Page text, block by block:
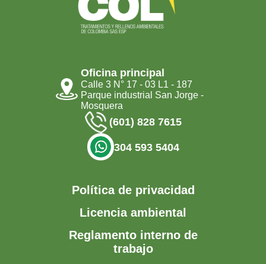
Oficina principal
Calle 3 N° 17 - 03 L1 - 187
Parque industrial San Jorge -
Mosquera
(601) 828 7615
304 593 5404
Política de privacidad
Licencia ambiental
Reglamento interno de
trabajo